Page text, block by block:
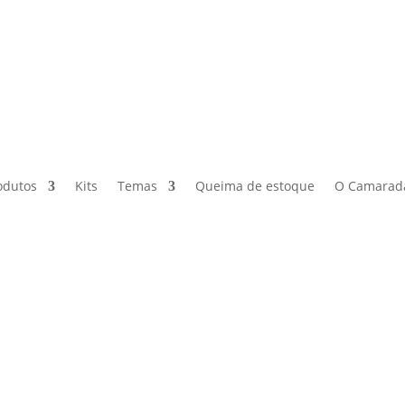
Kits Temas Queima de estoque O